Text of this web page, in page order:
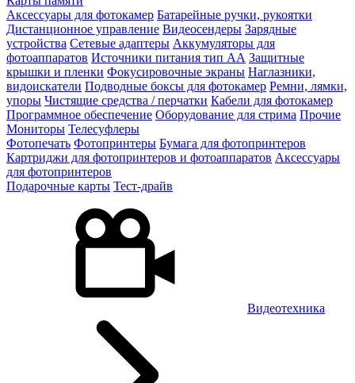
Аксессуары для фотокамер Батарейные ручки, рукоятки
Дистанционное управление Видеосендеры Зарядные
устройства Сетевые адаптеры Аккумуляторы для
фотоаппаратов Источники питания тип АА Защитные
крышки и пленки Фокусировочные экраны Наглазники,
видоискатели Подводные боксы для фотокамер Ремни, лямки,
упоры Чистящие средства / перчатки Кабели для фотокамер
Программное обеспечение Оборудование для стрима Прочие
Мониторы Телесуфлеры
Фотопечать Фотопринтеры Бумага для фотопринтеров
Картриджи для фотопринтеров и фотоаппаратов Аксессуары
для фотопринтеров
Подарочные карты Тест-драйв
Видеотехника